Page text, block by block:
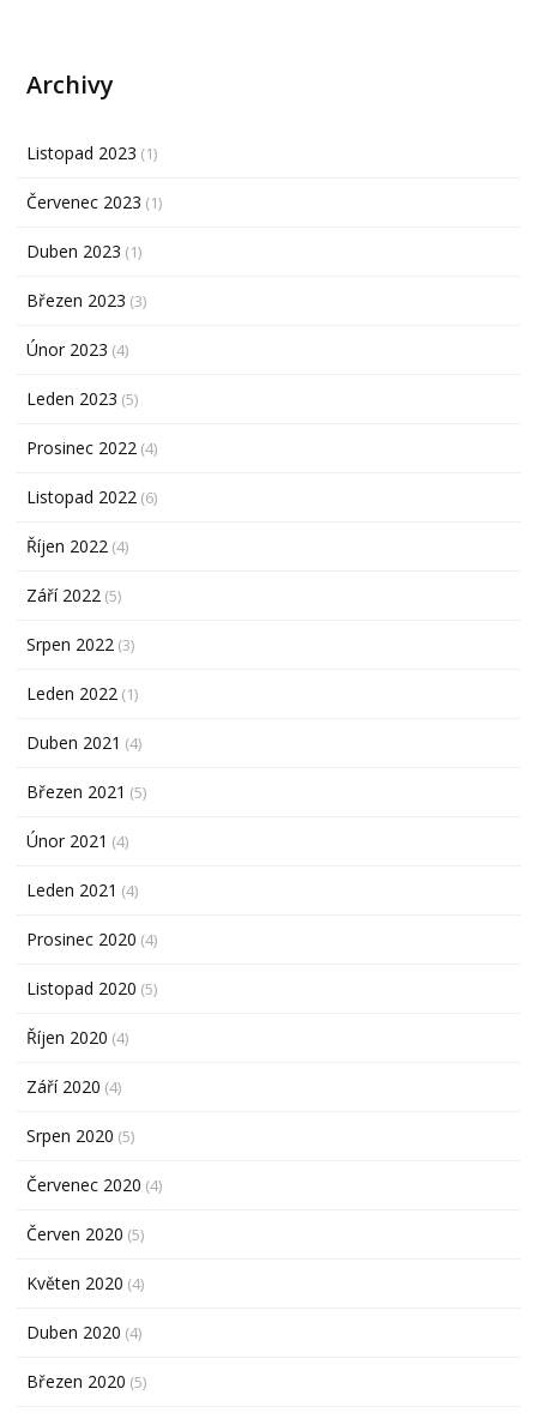
Archivy
Listopad 2023 (1)
Červenec 2023 (1)
Duben 2023 (1)
Březen 2023 (3)
Únor 2023 (4)
Leden 2023 (5)
Prosinec 2022 (4)
Listopad 2022 (6)
Říjen 2022 (4)
Září 2022 (5)
Srpen 2022 (3)
Leden 2022 (1)
Duben 2021 (4)
Březen 2021 (5)
Únor 2021 (4)
Leden 2021 (4)
Prosinec 2020 (4)
Listopad 2020 (5)
Říjen 2020 (4)
Září 2020 (4)
Srpen 2020 (5)
Červenec 2020 (4)
Červen 2020 (5)
Květen 2020 (4)
Duben 2020 (4)
Březen 2020 (5)